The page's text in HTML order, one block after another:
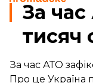
За
тисяч
За час АТО
Про це Україна